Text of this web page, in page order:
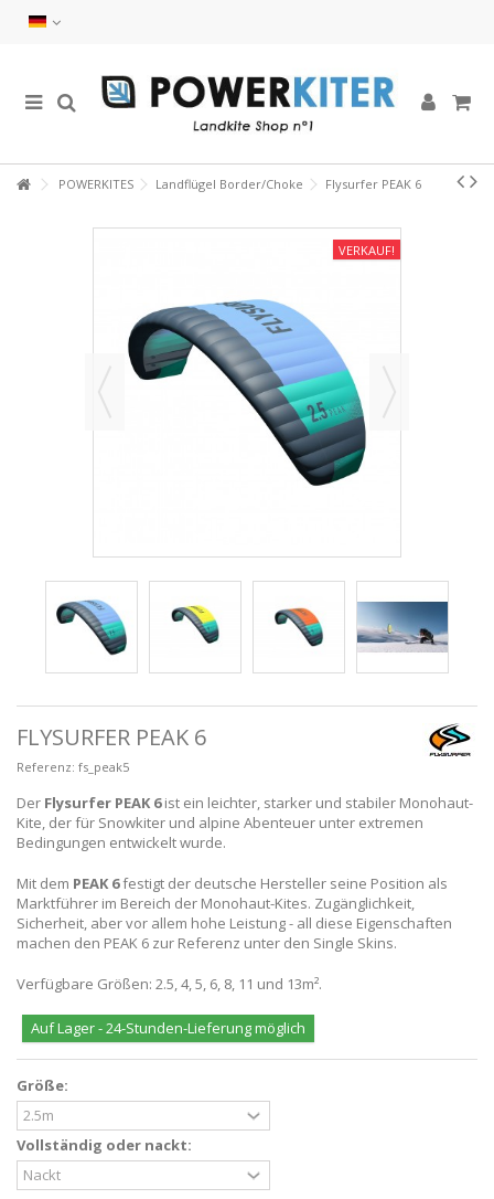
POWERKITES Landflügel Border/Choke Flysurfer PEAK 6
VERKAUF!
FLYSURFER PEAK 6
Referenz: fs_peak5
Der Flysurfer PEAK 6ist ein leichter, starker und stabiler Monohaut-
Kite, der für Snowkiter und alpine Abenteuer unter extremen
Bedingungen entwickelt wurde.
Mit dem PEAK 6festigt der deutsche Hersteller seine Position als
Marktführer im Bereich der Monohaut-Kites. Zugänglichkeit,
Sicherheit, aber vor allem hohe Leistung - all diese Eigenschaften
machen den PEAK 6 zur Referenz unter den Single Skins.
Verfügbare Größen: 2.5, 4, 5, 6, 8, 11 und 13m².
Auf Lager - 24-Stunden-Lieferung möglich
Größe:
Vollständig oder nackt: